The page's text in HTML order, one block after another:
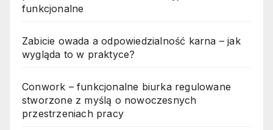
funkcjonalne
Zabicie owada a odpowiedzialność karna – jak
wygląda to w praktyce?
Conwork – funkcjonalne biurka regulowane
stworzone z myślą o nowoczesnych
przestrzeniach pracy